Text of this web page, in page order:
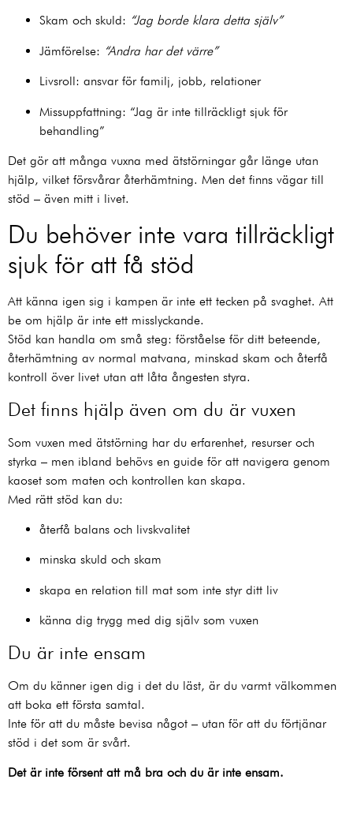
Skam och skuld: “Jag borde klara detta själv”
Jämförelse: “Andra har det värre”
Livsroll: ansvar för familj, jobb, relationer
Missuppfattning: “Jag är inte tillräckligt sjuk för
behandling”
Det gör att många vuxna med ätstörningar går länge utan
hjälp, vilket försvårar återhämtning. Men det finns vägar till
stöd – även mitt i livet.
Du behöver inte vara tillräckligt
sjuk för att få stöd
Att känna igen sig i kampen är inte ett tecken på svaghet. Att
be om hjälp är inte ett misslyckande.
Stöd kan handla om små steg: förståelse för ditt beteende,
återhämtning av normal matvana, minskad skam och återfå
kontroll över livet utan att låta ångesten styra.
Det finns hjälp även om du är vuxen
Som vuxen med ätstörning har du erfarenhet, resurser och
styrka – men ibland behövs en guide för att navigera genom
kaoset som maten och kontrollen kan skapa.
Med rätt stöd kan du:
återfå balans och livskvalitet
minska skuld och skam
skapa en relation till mat som inte styr ditt liv
känna dig trygg med dig själv som vuxen
Du är inte ensam
Om du känner igen dig i det du läst, är du varmt välkommen
att boka ett första samtal.
Inte för att du måste bevisa något – utan för att du förtjänar
stöd i det som är svårt.
Det är inte försent att må bra och du är inte ensam.